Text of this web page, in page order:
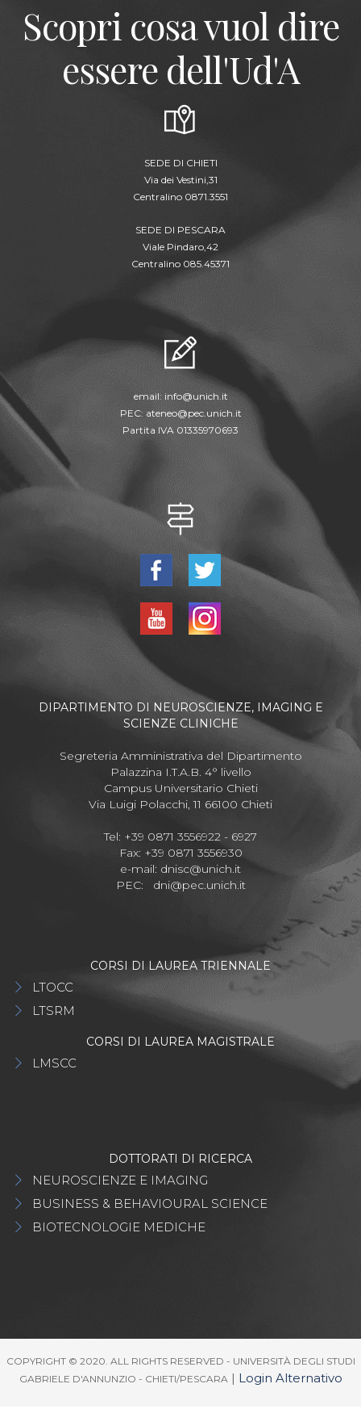
Scopri cosa vuol dire
essere dell'Ud'A
SEDE DI CHIETI
Via dei Vestini,31
Centralino 0871.3551
SEDE DI PESCARA
Viale Pindaro,42
Centralino 085.45371
email: info@unich.it
PEC: ateneo@pec.unich.it
Partita IVA 01335970693
DIPARTIMENTO DI NEUROSCIENZE, IMAGING E
SCIENZE CLINICHE
Segreteria Amministrativa del Dipartimento
Palazzina I.T.A.B. 4° livello
Campus Universitario Chieti
Via Luigi Polacchi, 11 66100 Chieti
Tel: +39 0871 3556922 - 6927
Fax: +39 0871 3556930
e-mail: dnisc@unich.it
PEC: dni@pec.unich.it
CORSI DI LAUREA TRIENNALE
LTOCC
LTSRM
CORSI DI LAUREA MAGISTRALE
LMSCC
DOTTORATI DI RICERCA
NEUROSCIENZE E IMAGING
BUSINESS & BEHAVIOURAL SCIENCE
BIOTECNOLOGIE MEDICHE
COPYRIGHT © 2020. ALL RIGHTS RESERVED - UNIVERSITÀ DEGLI STUDI
GABRIELE D'ANNUNZIO - CHIETI/PESCARA| Login Alternativo